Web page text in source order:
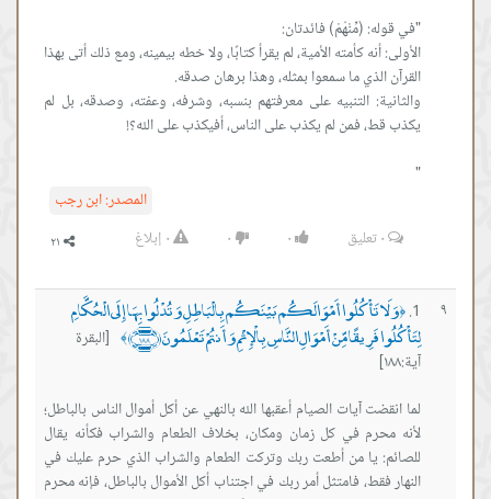
الأولى: أنه كأمته الأمية، لم يقرأ كتابًا، ولا خطه بيمينه، ومع ذلك أتى بهذا
والثانية: التنبيه على معرفتهم بنسبه، وشرفه، وعفته، وصدقه، بل لم
"
المصدر:ابن رجب
٠تعليق ٠ ٠ ٠ إبلاغ
٩ ﴿وَلَا تَأْكُلُوا أَمْوَالَكُم بَيْنَكُم بِالْبَاطِلِ وَتُدْلُوا بِهَا إِلَى الْحُكَّامِ
لِتَأْكُلُوا فَرِيقًا مِّنْ أَمْوَالِ النَّاسِ بِالْإِثْمِ وَأَنتُمْ تَعْلَمُونَ ﴿١٨٨﴾ ﴾
[البقرة
آية:١٨٨]
لما انقضت آيات الصيام أعقبها الله بالنهي عن أكل أموال الناس بالباطل؛
لأنه محرم في كل زمان ومكان، بخلاف الطعام والشراب فكأنه يقال
للصائم: يا من أطعت ربك وتركت الطعام والشراب الذي حرم عليك في
النهار فقط، فامتثل أمر ربك في اجتناب أكل الأموال بالباطل، فإنه محرم